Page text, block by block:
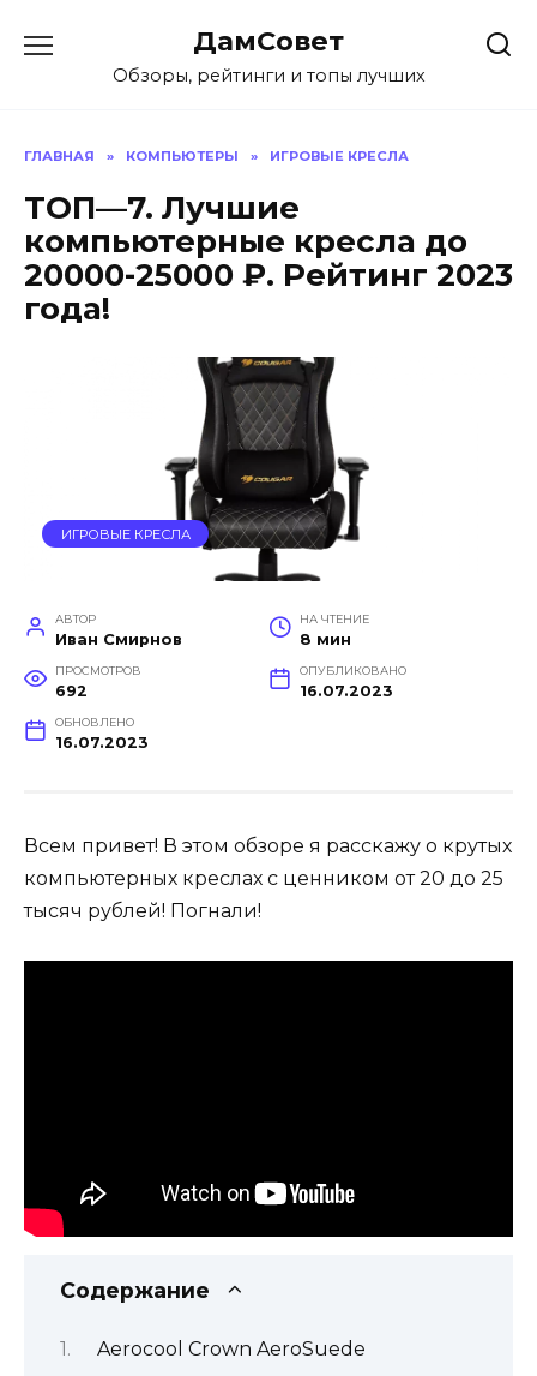
содержанию
ДамСовет
Обзоры, рейтинги и топы лучших
ГЛАВНАЯ » КОМПЬЮТЕРЫ » ИГРОВЫЕ КРЕСЛА
ТОП—7. Лучшие
компьютерные кресла до
20000-25000 ₽. Рейтинг 2023
года!
ИГРОВЫЕ КРЕСЛА
АВТОР
Иван Смирнов
НА ЧТЕНИЕ
8 мин
ПРОСМОТРОВ
692
ОПУБЛИКОВАНО
16.07.2023
ОБНОВЛЕНО
16.07.2023
Всем привет! В этом обзоре я расскажу о крутых
компьютерных креслах с ценником от 20 до 25
тысяч рублей! Погнали!
Содержание
Aerocool Crown AeroSuede